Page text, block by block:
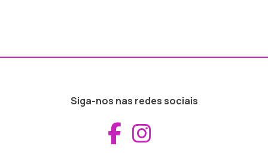
Siga-nos nas redes sociais
Aceder ao